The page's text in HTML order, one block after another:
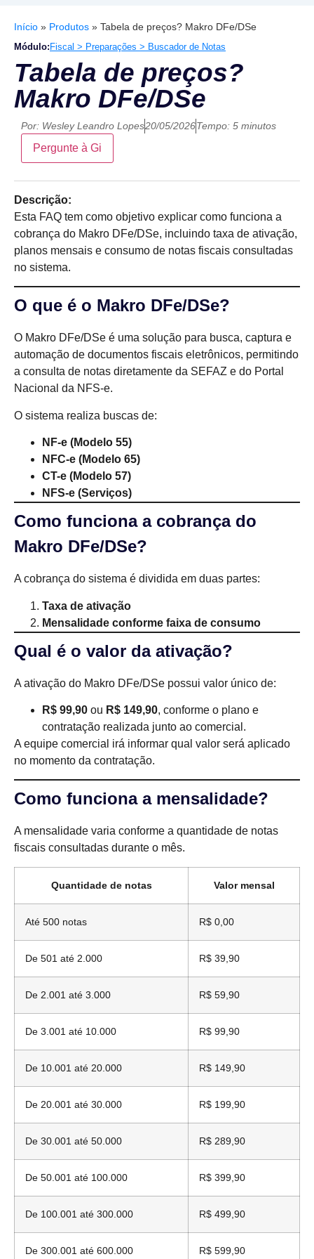
Início » Produtos » Tabela de preços? Makro DFe/DSe
Módulo: Fiscal > Preparações > Buscador de Notas
Tabela de preços?
Makro DFe/DSe
Por: Wesley Leandro Lopes20/05/2026Tempo: 5 minutos
Pergunte à Gi
Descrição:
Esta FAQ tem como objetivo explicar como funciona a
cobrança do Makro DFe/DSe, incluindo taxa de ativação,
planos mensais e consumo de notas fiscais consultadas
no sistema.
O que é o Makro DFe/DSe?
O Makro DFe/DSe é uma solução para busca, captura e
automação de documentos fiscais eletrônicos, permitindo
a consulta de notas diretamente da SEFAZ e do Portal
Nacional da NFS-e.
O sistema realiza buscas de:
NF-e (Modelo 55)
NFC-e (Modelo 65)
CT-e (Modelo 57)
NFS-e (Serviços)
Como funciona a cobrança do
Makro DFe/DSe?
A cobrança do sistema é dividida em duas partes:
Taxa de ativação
Mensalidade conforme faixa de consumo
Qual é o valor da ativação?
A ativação do Makro DFe/DSe possui valor único de:
R$ 99,90 ou R$ 149,90, conforme o plano e
contratação realizada junto ao comercial.
A equipe comercial irá informar qual valor será aplicado
no momento da contratação.
Como funciona a mensalidade?
A mensalidade varia conforme a quantidade de notas
fiscais consultadas durante o mês.
Quantidade de notas Valor mensal
Até 500 notas R$ 0,00
De 501 até 2.000 R$ 39,90
De 2.001 até 3.000 R$ 59,90
De 3.001 até 10.000 R$ 99,90
De 10.001 até 20.000 R$ 149,90
De 20.001 até 30.000 R$ 199,90
De 30.001 até 50.000 R$ 289,90
De 50.001 até 100.000 R$ 399,90
De 100.001 até 300.000 R$ 499,90
De 300.001 até 600.000 R$ 599,90